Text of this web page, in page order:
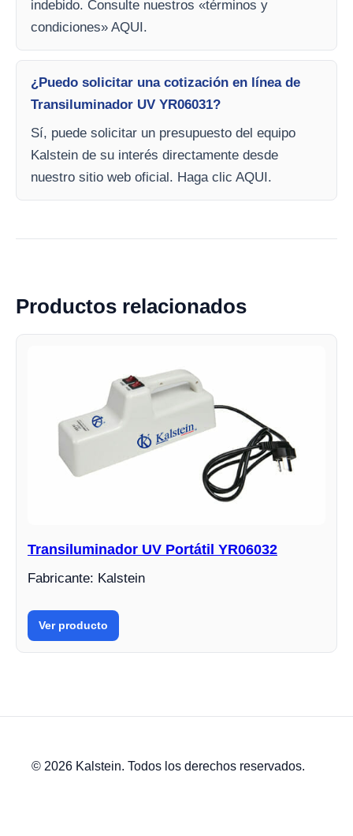
indebido. Consulte nuestros «términos y
condiciones» AQUI.
¿Puedo solicitar una cotización en línea de
Transiluminador UV YR06031?
Sí, puede solicitar un presupuesto del equipo
Kalstein de su interés directamente desde
nuestro sitio web oficial. Haga clic AQUI.
Productos relacionados
Transiluminador UV Portátil YR06032
Fabricante: Kalstein
Ver producto
© 2026 Kalstein. Todos los derechos reservados.